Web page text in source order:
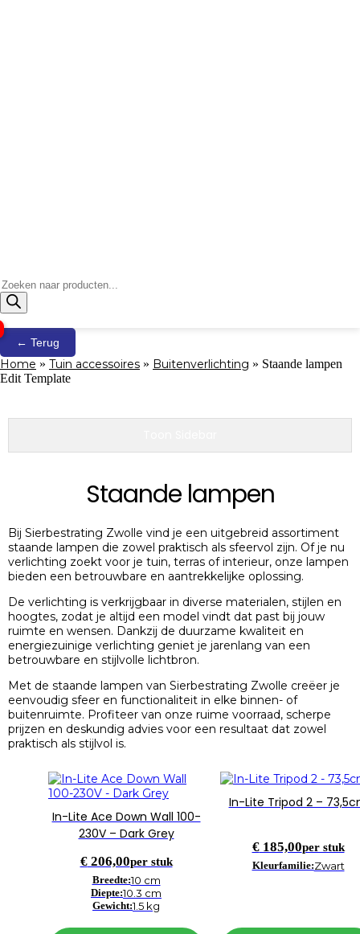
Producten
zoeken
← Terug
Home » Tuin accessoires » Buitenverlichting » Staande lampen
Edit Template
Staande lampen
Bij Sierbestrating Zwolle vind je een uitgebreid assortiment
staande lampen die zowel praktisch als sfeervol zijn. Of je nu
verlichting zoekt voor je tuin, terras of interieur, onze lampen
bieden een betrouwbare en aantrekkelijke oplossing.
De verlichting is verkrijgbaar in diverse materialen, stijlen en
hoogtes, zodat je altijd een model vindt dat past bij jouw
ruimte en wensen. Dankzij de duurzame kwaliteit en
energiezuinige verlichting geniet je jarenlang van een
betrouwbare en stijlvolle lichtbron.
Met de staande lampen van Sierbestrating Zwolle creëer je
eenvoudig sfeer en functionaliteit in elke binnen- of
buitenruimte. Profiteer van onze ruime voorraad, scherpe
prijzen en deskundig advies voor een resultaat dat zowel
praktisch als stijlvol is.
In-Lite Ace Down Wall 100-
230V – Dark Grey
€206,00per stuk
Breedte:10 cm
Diepte:10.3 cm
Gewicht:1.5 kg
In-Lite Tripod 2 –
€185,00per stuk
Kleurfamilie:Zwart